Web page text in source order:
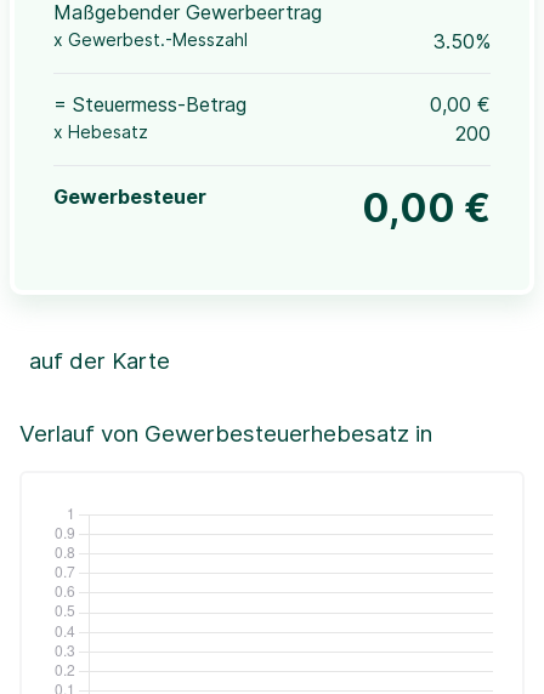
Maßgebender Gewerbeertrag
x Gewerbest.-Messzahl 3.50%
= Steuermess-Betrag 0,00 €
x Hebesatz 200
Gewerbesteuer 0,00 €
Verlauf von Gewerbesteuerhebesatz in
auf der Karte
+
Leaflet|©OpenStreetMap, ©CartoDB,